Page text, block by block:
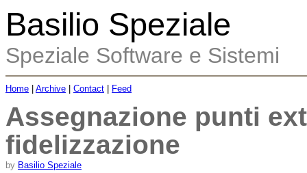
Basilio Speziale
Speziale Software e Sistemi
Home Archive Contact Feed
Assegnazione punti
fidelizzazione
by Basilio Speziale